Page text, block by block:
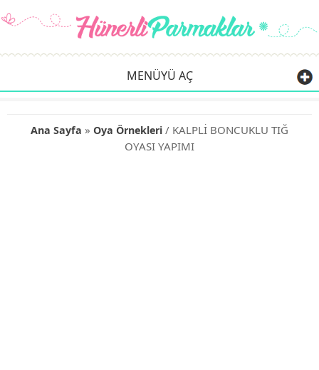
MENÜYÜ AÇ
Ana Sayfa » Oya Örnekleri / KALPLİ BONCUKLU TIĞ
OYASI YAPIMI